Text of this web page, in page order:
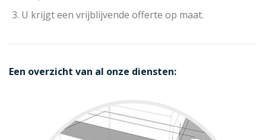
U krijgt een vrijblijvende offerte op maat.
Een overzicht van al onze diensten: